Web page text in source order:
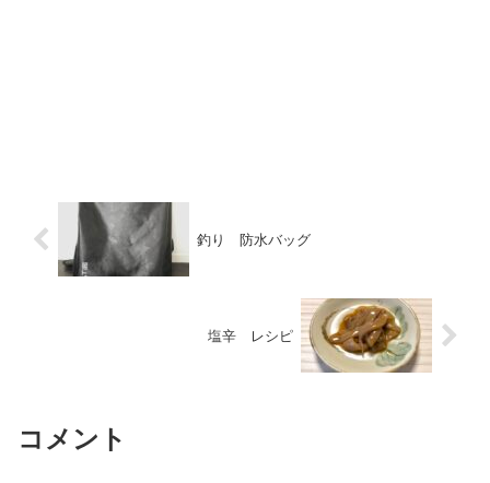
釣り 防水バッグ
塩辛 レシピ
コメント